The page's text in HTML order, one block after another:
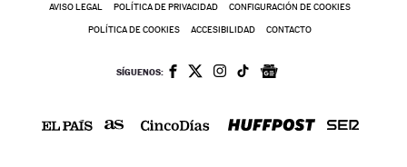
AVISO LEGAL POLÍTICA DE PRIVACIDAD CONFIGURACIÓN DE COOKIES
POLÍTICA DE COOKIES ACCESIBILIDAD CONTACTO
SÍGUENOS: